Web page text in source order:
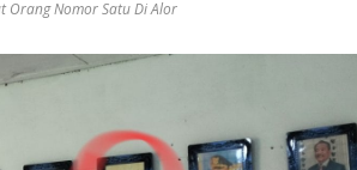
Orang Nomor Satu Di Alor